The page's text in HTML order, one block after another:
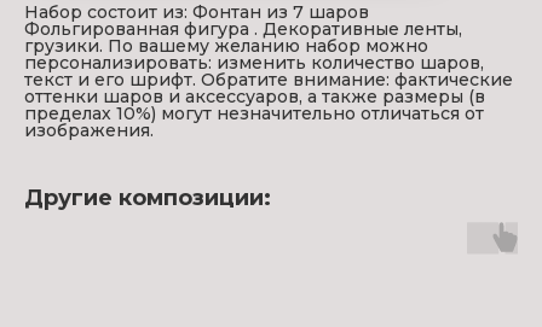
Набор состоит из: Фонтан из 7 шаров
Фольгированная фигура . Декоративные ленты,
грузики. По вашему желанию набор можно
персонализировать: изменить количество шаров,
текст и его шрифт. Обратите внимание: фактические
оттенки шаров и аксессуаров, а также размеры (в
пределах 10%) могут незначительно отличаться от
изображения.
Другие композиции: